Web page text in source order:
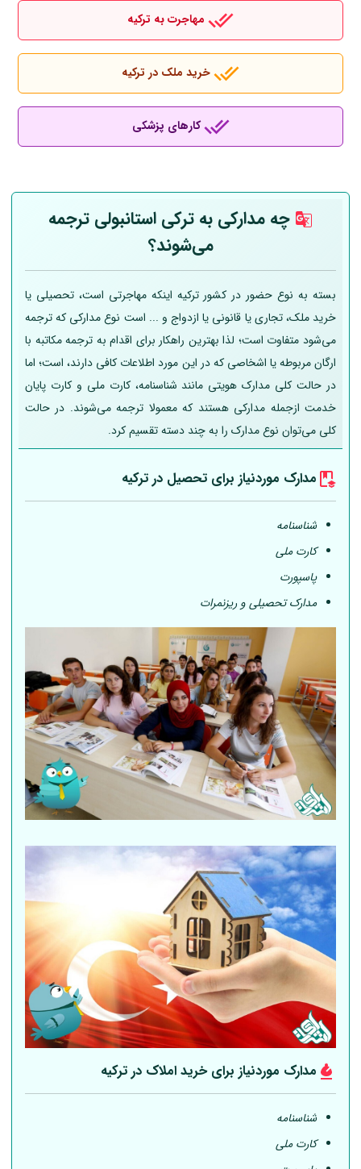
مهاجرت به ترکیه
خرید ملک در ترکیه
کارهای پزشکی
چه مدارکی به ترکی استانبولی ترجمه
می‌شوند؟
بسته به نوع حضور در کشور ترکیه اینکه مهاجرتی است، تحصیلی یا
خرید ملک، تجاری یا قانونی یا ازدواج و ... است نوع مدارکی که ترجمه
می‌شود متفاوت است؛ لذا بهترین راهکار برای اقدام به ترجمه مکاتبه با
ارگان مربوطه یا اشخاصی که در این مورد اطلاعات کافی دارند، است؛ اما
در حالت کلی مدارک هویتی مانند شناسنامه، کارت ملی و کارت پایان
خدمت ازجمله مدارکی هستند که معمولا ترجمه می‌شوند. در حالت
کلی می‌توان نوع مدارک را به چند دسته تقسیم کرد.
مدارک موردنیاز برای تحصیل در ترکیه
شناسنامه
کارت ملی
پاسپورت
مدارک تحصیلی و ریزنمرات
مدارک موردنیاز برای خرید املاک در ترکیه
شناسنامه
کارت ملی